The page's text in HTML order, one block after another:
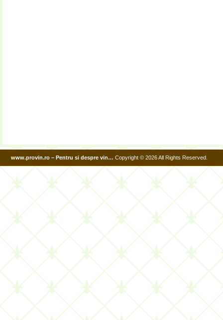
www.provin.ro – Pentru si despre vin… Copyright © 2026 All Rights Reserved.